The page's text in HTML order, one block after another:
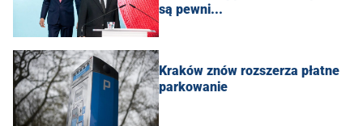
są pewni...
Kraków znów rozszerza płatne
parkowanie